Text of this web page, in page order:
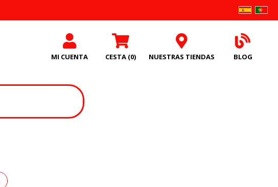
MI CUENTA CESTA (0) NUESTRAS TIENDAS BLOG